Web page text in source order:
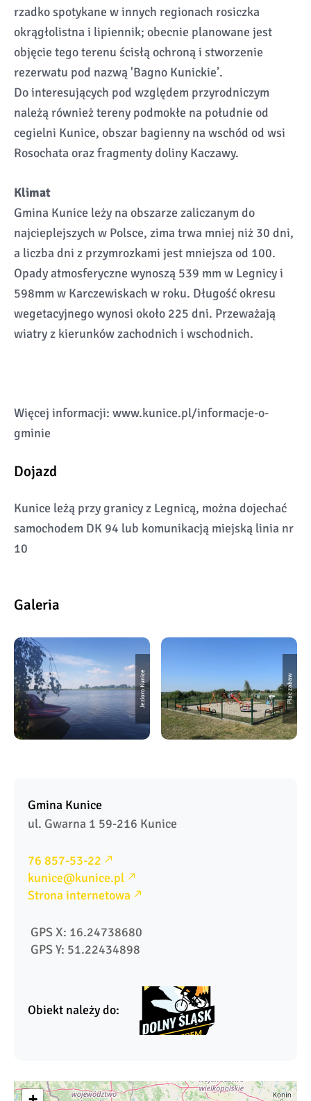
rzadko spotykane w innych regionach rosiczka
okrągłolistna i lipiennik; obecnie planowane jest
objęcie tego terenu ścisłą ochroną i stworzenie
rezerwatu pod nazwą 'Bagno Kunickie’.
Do interesujących pod względem przyrodniczym
należą również tereny podmokłe na południe od
cegielni Kunice, obszar bagienny na wschód od wsi
Rosochata oraz fragmenty doliny Kaczawy.
Klimat
Gmina Kunice leży na obszarze zaliczanym do
najcieplejszych w Polsce, zima trwa mniej niż 30 dni,
a liczba dni z przymrozkami jest mniejsza od 100.
Opady atmosferyczne wynoszą 539 mm w Legnicy i
598mm w Karczewiskach w roku. Długość okresu
wegetacyjnego wynosi około 225 dni. Przeważają
wiatry z kierunków zachodnich i wschodnich.
Więcej informacji: www.kunice.pl/informacje-o-
gminie
Dojazd
Kunice leżą przy granicy z Legnicą, można dojechać
samochodem DK 94 lub komunikacją miejską linia nr
10
Galeria
Jezioro Kunice Plac zabaw
Gmina Kunice
ul. Gwarna 1 59-216 Kunice
76 857-53-22
kunice@kunice.pl
Strona internetowa
GPS X: 16.24738680
GPS Y: 51.22434898
Obiekt należy do: